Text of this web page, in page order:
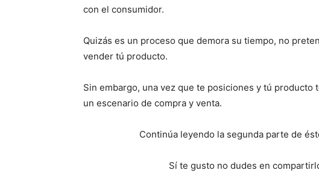
con el consumidor.
Quizás es un proceso que demora su tiempo, no
vender tú producto.
Sin embargo, una vez que te posiciones y tú producto
un escenario de compra y venta.
Continúa leyendo la segunda parte de
Sí te gusto no dudes en